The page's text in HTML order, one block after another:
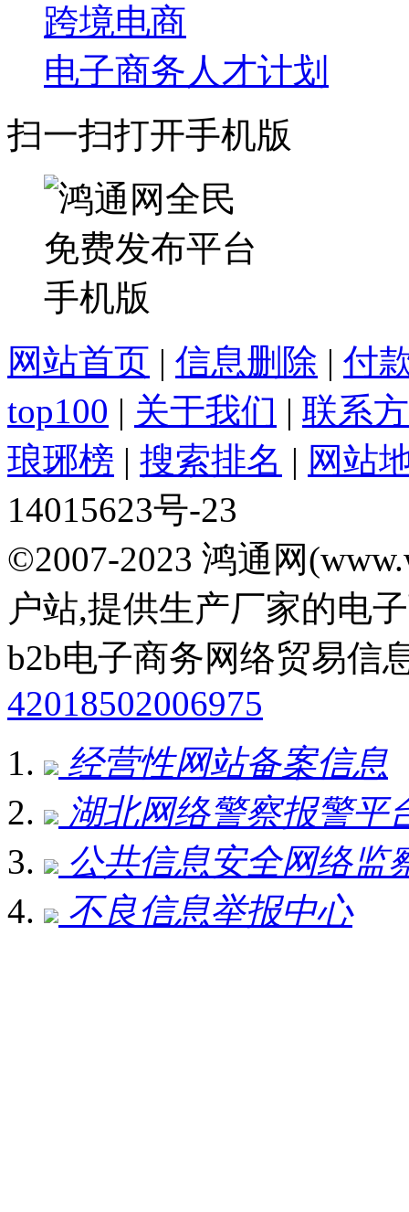
跨境电商
电子商务人才计划
扫一扫打开手机版
网站首页 | 信息删除 | 付
top100 | 关于我们 | 联系
琅琊榜 | 搜索排名 | 网站
14015623号-23
©2007-2023 鸿通网
户站,提供生产厂家的电
b2b电子商务网络贸易信
42018502006975
经营性网站备案信息
湖北网络警察报警平
公共信息安全网络监
不良信息举报中心